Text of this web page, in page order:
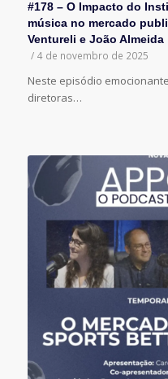
#178 – O Impacto do
música no mercado
Ventureli e João Almeida
/ 4 de novembro de 2025
Neste episódio
diretoras…